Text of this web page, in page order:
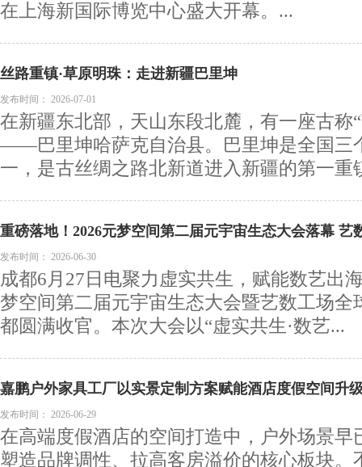
在上海新国际博览中心盛大开幕。...
丝路重镇·草原明珠：走进新疆巴里坤
发布时间： 2026-07-01
在新疆东北部，天山东段北麓，有一座古称
——巴里坤哈萨克自治县。巴里坤是全国三
一，是古丝绸之路北新道进入新疆的第一重
重磅落地！2026元梦空间第二届元宇宙生态大会落幕 艺
发布时间： 2026-06-30
成都6月27日电聚力虚实共生，赋能数艺出
梦空间第二届元宇宙生态大会暨艺数工场全
都圆满收官。本次大会以“虚实共生·数艺...
嘉鹏户外家具工厂以实景定制方案赋能酒店度假空间升
发布时间： 2026-06-29
在高端度假酒店的空间打造中，户外场景早
塑造品牌调性、拉高客房溢价的核心板块。